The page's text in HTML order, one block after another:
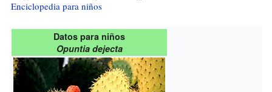
Enciclopedia para niños
Datos para niños
Opuntia dejecta